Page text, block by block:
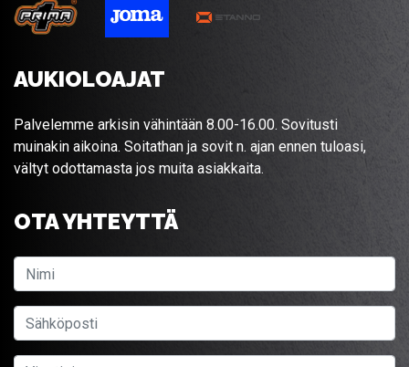
AUKIOLOAJAT
Palvelemme arkisin vähintään 8.00-16.00. Sovitusti
muinakin aikoina. Soitathan ja sovit n. ajan ennen tuloasi,
vältyt odottamasta jos muita asiakkaita.
OTA YHTEYTTÄ